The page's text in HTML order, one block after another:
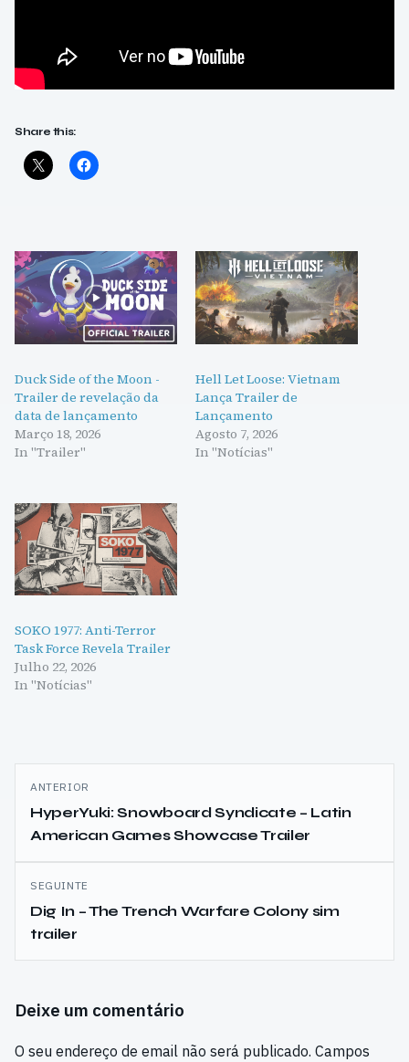
Share this:
Duck Side of the Moon -
Trailer de revelação da
data de lançamento
Março 18, 2026
In "Trailer"
Hell Let Loose: Vietnam
Lança Trailer de
Lançamento
Agosto 7, 2026
In "Notícias"
SOKO 1977: Anti-Terror
Task Force Revela Trailer
Julho 22, 2026
In "Notícias"
Navegação
de
artigos
ANTERIOR
HyperYuki: Snowboard Syndicate – Latin
American Games Showcase Trailer
SEGUINTE
Dig In – The Trench Warfare Colony sim
trailer
Deixe um comentário
O seu endereço de email não será publicado. Campos